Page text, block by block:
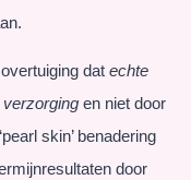
dat echte
en niet door
skin’ benadering
door